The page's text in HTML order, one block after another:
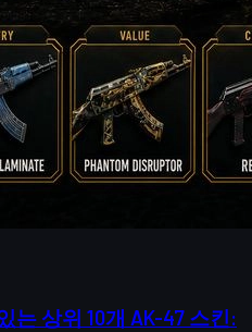
는 상위 10개 AK-47 스킨: